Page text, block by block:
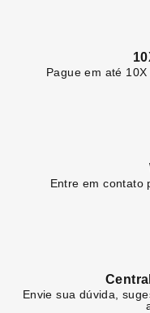
Pague em até
Entre em contato
Envie sua dúvida,